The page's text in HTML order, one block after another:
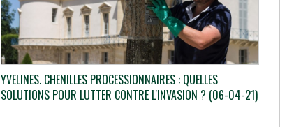
YVELINES. CHENILLES PROCESSIONNAIRES : QUELLES
SOLUTIONS POUR LUTTER CONTRE L'INVASION ? (06-04-21)